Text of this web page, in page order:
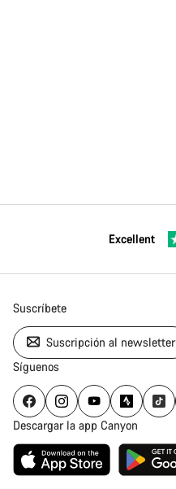
Excellent
Suscríbete
Suscripción al newsletter
Síguenos
Descargar la app Canyon